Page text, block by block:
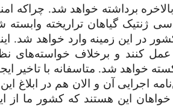
برداشته خواهد شد. چراکه
ژنتیک گیاهان تراریخته وابسته
در این زمینه وارد خواهد شد.
کنند و برخلاف خواسته‌های
خواهد شد. متاسفانه با تاخیر
اجرایی آن و الان هم در ابلاغ این
این هستند که کشور ما از